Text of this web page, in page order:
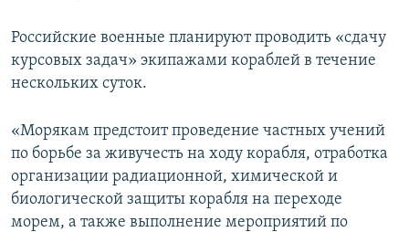
Российские военные планируют проводить «сдачу
курсовых задач» экипажами кораблей в течение
нескольких суток.
«Морякам предстоит проведение частных учений
по борьбе за живучесть на ходу корабля, отработка
организации радиационной, химической и
биологической защиты корабля на переходе
морем, а также выполнение мероприятий по